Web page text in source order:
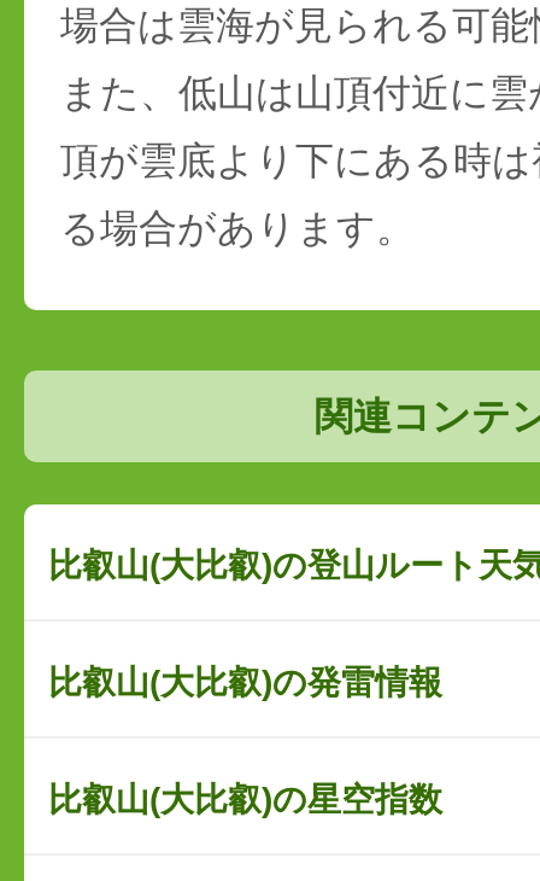
場合は雲海が見られる可
また、低山は山頂付近に
頂が雲底より下にある時
る場合があります。
関連コンテ
比叡山(大比叡)の登山ルート天
比叡山(大比叡)の発雷情報
比叡山(大比叡)の星空指数